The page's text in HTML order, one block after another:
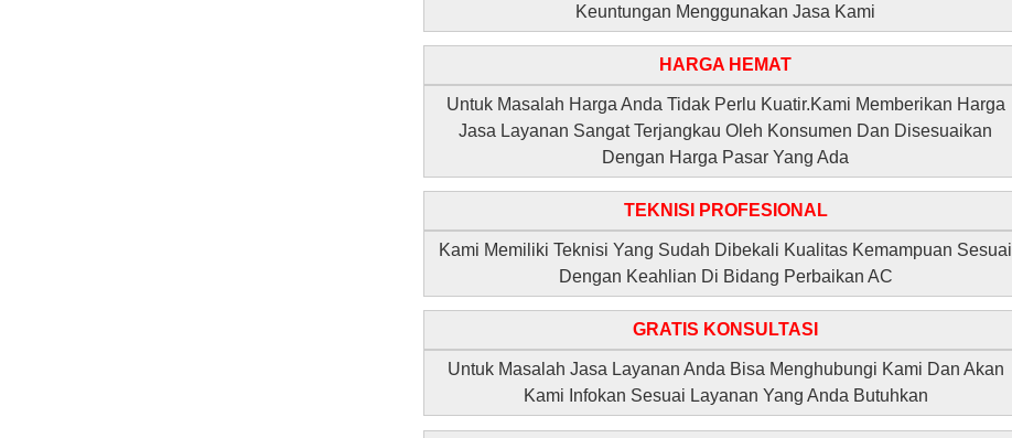
Keuntungan Menggunakan Jasa Kami
HARGA HEMAT
Untuk Masalah Harga Anda Tidak Perlu Kuatir.Kami Memberikan Harga
Jasa Layanan Sangat Terjangkau Oleh Konsumen Dan Disesuaikan
Dengan Harga Pasar Yang Ada
TEKNISI PROFESIONAL
Kami Memiliki Teknisi Yang Sudah Dibekali Kualitas Kemampuan Sesuai
Dengan Keahlian Di Bidang Perbaikan AC
GRATIS KONSULTASI
Untuk Masalah Jasa Layanan Anda Bisa Menghubungi Kami Dan Akan
Kami Infokan Sesuai Layanan Yang Anda Butuhkan